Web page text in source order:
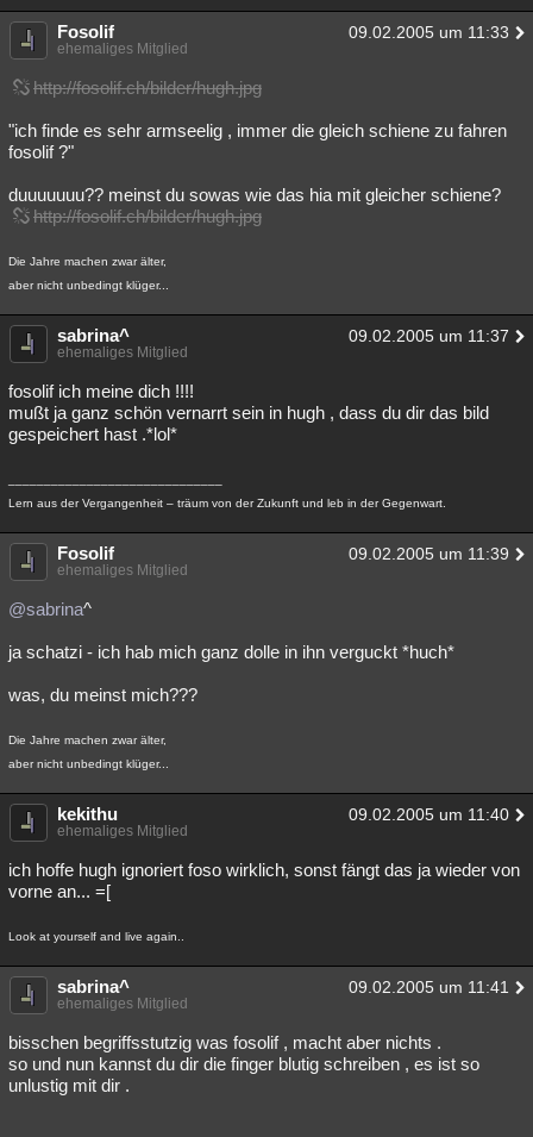
Fosolif 09.02.2005 um 11:33
ehemaliges Mitglied
http://fosolif.ch/bilder/hugh.jpg
"ich finde es sehr armseelig , immer die gleich schiene zu fahren
fosolif ?"
duuuuuuu?? meinst du sowas wie das hia mit gleicher schiene?
http://fosolif.ch/bilder/hugh.jpg
Die Jahre machen zwar älter,
aber nicht unbedingt klüger...
sabrina^ 09.02.2005 um 11:37
ehemaliges Mitglied
fosolif ich meine dich !!!!
mußt ja ganz schön vernarrt sein in hugh , dass du dir das bild
gespeichert hast .*lol*
Lern aus der Vergangenheit – träum von der Zukunft und leb in der Gegenwart.
Fosolif 09.02.2005 um 11:39
ehemaliges Mitglied
@sabrina^
ja schatzi - ich hab mich ganz dolle in ihn verguckt *huch*
was, du meinst mich???
Die Jahre machen zwar älter,
aber nicht unbedingt klüger...
kekithu 09.02.2005 um 11:40
ehemaliges Mitglied
ich hoffe hugh ignoriert foso wirklich, sonst fängt das ja wieder von
vorne an... =[
Look at yourself and live again..
sabrina^ 09.02.2005 um 11:41
ehemaliges Mitglied
bisschen begriffsstutzig was fosolif , macht aber nichts .
so und nun kannst du dir die finger blutig schreiben , es ist so
unlustig mit dir .